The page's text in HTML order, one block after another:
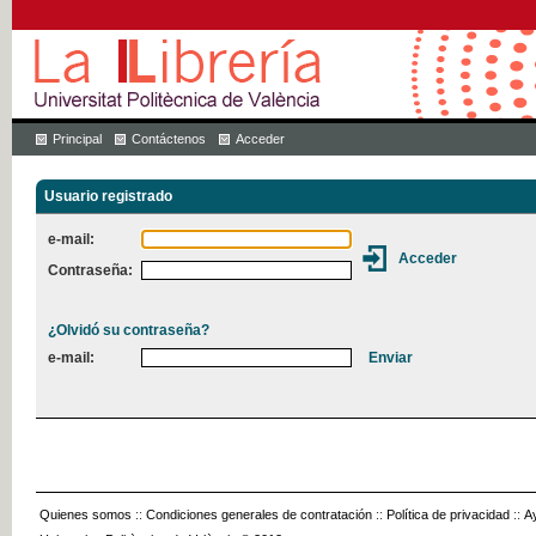
Principal Contáctenos Acceder
Usuario registrado
e-mail:
Contraseña:
¿Olvidó su contraseña?
e-mail:
Quienes somos :: Condiciones generales de contratación :: Política de privacidad ::